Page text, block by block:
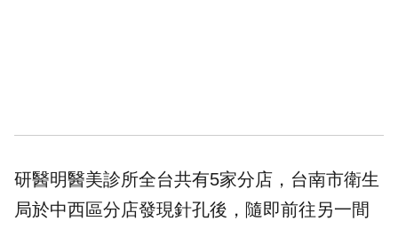
研醫明醫美診所全台共有5家分店，台南市衛生
局於中西區分店發現針孔後，隨即前往另一間